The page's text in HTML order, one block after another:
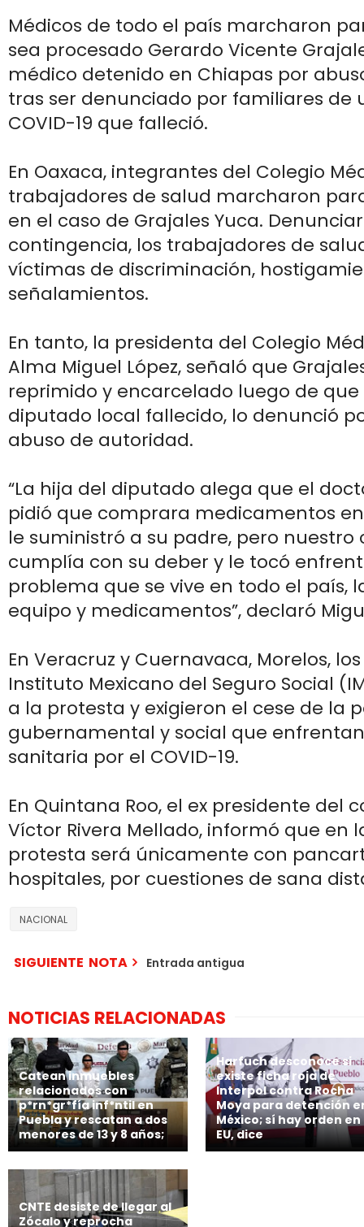
Médicos de todo el país marcharon
sea procesado Gerardo Vicente
médico detenido en Chiapas por
tras ser denunciado por familiares de
COVID-19 que falleció.
En Oaxaca, integrantes del Colegio
trabajadores de salud marcharon
en el caso de Grajales Yuca.
contingencia, los trabajadores de
víctimas de discriminación,
señalamientos.
En tanto, la presidenta del Colegio
Alma Miguel López, señaló que
reprimido y encarcelado luego de
diputado local fallecido, lo denunció
abuso de autoridad.
“La hija del diputado alega que el
pidió que comprara medicamentos
le suministró a su padre, pero nuestro
cumplía con su deber y le tocó
problema que se vive en todo el país,
equipo y medicamentos”, declaró
En Veracruz y Cuernavaca, Morelos,
Instituto Mexicano del Seguro Social
a la protesta y exigieron el cese de la
gubernamental y social que
sanitaria por el COVID-19.
En Quintana Roo, el ex presidente del
Víctor Rivera Mellado, informó que en
protesta será únicamente con
hospitales, por cuestiones de sana
NACIONAL
SIGUIENTE NOTA Entrada antigua
NOTICIAS RELACIONADAS
Catean inmuebles
relacionados con
p*rn*gr*fía inf*ntil en
Puebla y rescatan a dos
menores de 13 y 8 años;
Harfuch desconoce si
existe ficha roja de
Interpol contra Rocha
Moya para detención
México; sí hay orden en
EU, dice
CNTE desiste de llegar al
Zócalo y reprocha